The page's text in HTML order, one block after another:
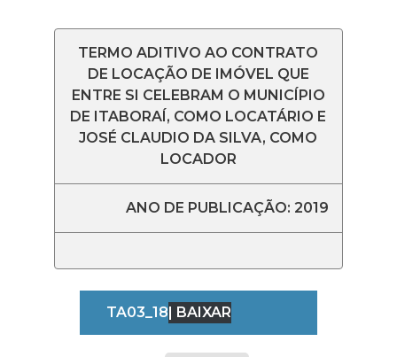
TERMO ADITIVO AO CONTRATO
DE LOCAÇÃO DE IMÓVEL QUE
ENTRE SI CELEBRAM O MUNICÍPIO
DE ITABORAÍ, COMO LOCATÁRIO E
JOSÉ CLAUDIO DA SILVA, COMO
LOCADOR
ANO DE PUBLICAÇÃO: 2019
TA03_18| BAIXAR